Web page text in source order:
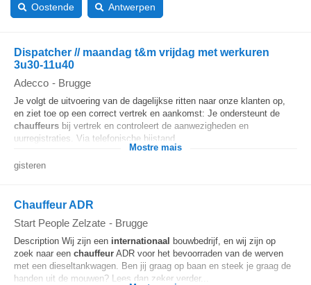
Oostende Antwerpen
Dispatcher // maandag t&m vrijdag met werkuren
3u30-11u40
Adecco - Brugge
Je volgt de uitvoering van de dagelijkse ritten naar onze klanten op,
en ziet toe op een correct vertrek en aankomst: Je ondersteunt de
chauffeurs bij vertrek en controleert de aanwezigheden en
uurregistraties. Via telefonische bijstand...
Mostre mais
gisteren
Chauffeur ADR
Start People Zelzate - Brugge
Description Wij zijn een internationaal bouwbedrijf, en wij zijn op
zoek naar een chauffeur ADR voor het bevoorraden van de werven
met een dieseltankwagen. Ben jij graag op baan en steek je graag de
handen uit de mouwen? Lees dan zeker verder...